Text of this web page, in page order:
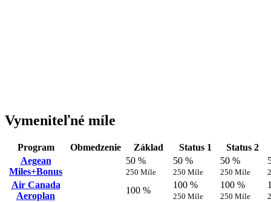
Vymeniteľné míle
Program Obmedzenie Základ Status 1
Status 2
Aegean
Miles+Bonus
50 %
250 Míle
50 %
250 Míle
50 %
250 Míle
Air Canada
Aeroplan
100 %
100 %
250 Míle
100 %
250 Míle